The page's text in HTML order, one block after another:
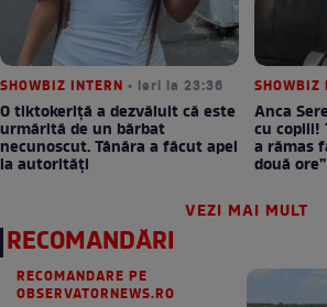
SHOWBIZ INTERN • ieri la 23:36
O tiktokeriță a dezvăluit că este
urmărită de un bărbat
necunoscut. Tânăra a făcut apel
la autorități
SHOWBIZ
Anca
cu copiii!
a rămas
două ore”
VEZI MAI MULT
RECOMANDĂRI
RECOMANDARE PE
OBSERVATORNEWS.RO